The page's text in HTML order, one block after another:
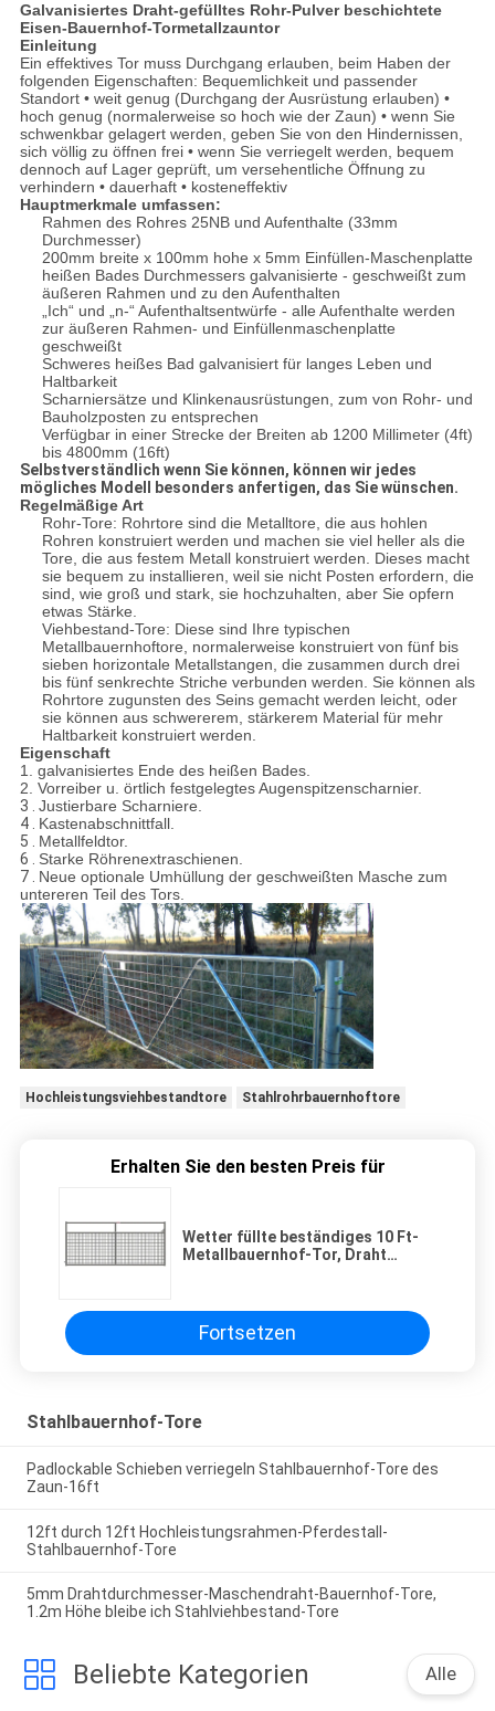
Galvanisiertes Draht-gefülltes Rohr-Pulver beschichtete
Eisen-Bauernhof-Tormetallzauntor
Einleitung
Ein effektives Tor muss Durchgang erlauben, beim Haben der
folgenden Eigenschaften: Bequemlichkeit und passender
Standort • weit genug (Durchgang der Ausrüstung erlauben) •
hoch genug (normalerweise so hoch wie der Zaun) • wenn Sie
schwenkbar gelagert werden, geben Sie von den Hindernissen,
sich völlig zu öffnen frei • wenn Sie verriegelt werden, bequem
dennoch auf Lager geprüft, um versehentliche Öffnung zu
verhindern • dauerhaft • kosteneffektiv
Hauptmerkmale umfassen:
Rahmen des Rohres 25NB und Aufenthalte (33mm
Durchmesser)
200mm breite x 100mm hohe x 5mm Einfüllen-Maschenplatte
heißen Bades Durchmessers galvanisierte - geschweißt zum
äußeren Rahmen und zu den Aufenthalten
„Ich“ und „n-“ Aufenthaltsentwürfe - alle Aufenthalte werden
zur äußeren Rahmen- und Einfüllenmaschenplatte
geschweißt
Schweres heißes Bad galvanisiert für langes Leben und
Haltbarkeit
Scharniersätze und Klinkenausrüstungen, zum von Rohr- und
Bauholzposten zu entsprechen
Verfügbar in einer Strecke der Breiten ab 1200 Millimeter (4ft)
bis 4800mm (16ft)
Selbstverständlich wenn Sie können, können wir jedes
mögliches Modell besonders anfertigen, das Sie wünschen.
Regelmäßige Art
Rohr-Tore: Rohrtore sind die Metalltore, die aus hohlen
Rohren konstruiert werden und machen sie viel heller als die
Tore, die aus festem Metall konstruiert werden. Dieses macht
sie bequem zu installieren, weil sie nicht Posten erfordern, die
sind, wie groß und stark, sie hochzuhalten, aber Sie opfern
etwas Stärke.
Viehbestand-Tore: Diese sind Ihre typischen
Metallbauernhoftore, normalerweise konstruiert von fünf bis
sieben horizontale Metallstangen, die zusammen durch drei
bis fünf senkrechte Striche verbunden werden. Sie können als
Rohrtore zugunsten des Seins gemacht werden leicht, oder
sie können aus schwererem, stärkerem Material für mehr
Haltbarkeit konstruiert werden.
Eigenschaft
1. galvanisiertes Ende des heißen Bades.
2. Vorreiber u. örtlich festgelegtes Augenspitzenscharnier.
3 . Justierbare Scharniere.
4 . Kastenabschnittfall.
5 . Metallfeldtor.
6 . Starke Röhrenextraschienen.
7 . Neue optionale Umhüllung der geschweißten Masche zum
untereren Teil des Tors.
Hochleistungsviehbestandtore Stahlrohrbauernhoftore
Erhalten Sie den besten Preis für
Wetter füllte beständiges 10 Ft-
Metallbauernhof-Tor, Draht
Fortsetzen
Stahlbauernhof-Tore
Padlockable Schieben verriegeln Stahlbauernhof-Tore des
Zaun-16ft
12ft durch 12ft Hochleistungsrahmen-Pferdestall-
Stahlbauernhof-Tore
5mm Drahtdurchmesser-Maschendraht-Bauernhof-Tore,
1.2m Höhe bleibe ich Stahlviehbestand-Tore
Beliebte Kategorien Alle